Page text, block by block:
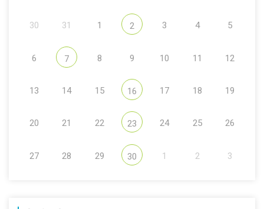
30 31 1 2 3 4 5
6 7 8 9 10 11 12
13 14 15 16 17 18 19
20 21 22 23 24 25 26
27 28 29 30 1 2 3